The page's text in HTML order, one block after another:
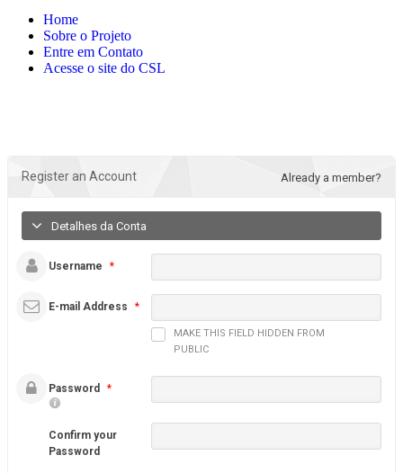
Home
Sobre o Projeto
Entre em Contato
Acesse o site do CSL
Register an Account Already a member?
Detalhes da Conta
Username *
E-mail Address *
MAKE THIS FIELD HIDDEN FROM
PUBLIC
Password *
Confirm your
Password